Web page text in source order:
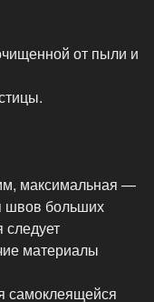
от пыли и
максимальная —
швов больших
следует
материалы
самоклеящейся